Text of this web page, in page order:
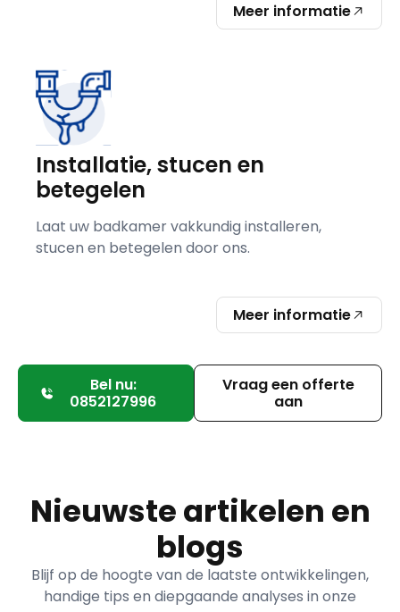
Meer informatie
Installatie, stucen en
betegelen
Laat uw badkamer vakkundig installeren,
stucen en betegelen door ons.
Meer informatie
Bel nu:
0852127996
Vraag een offerte
aan
Nieuwste artikelen en
blogs
Blijf op de hoogte van de laatste ontwikkelingen,
handige tips en diepgaande analyses in onze